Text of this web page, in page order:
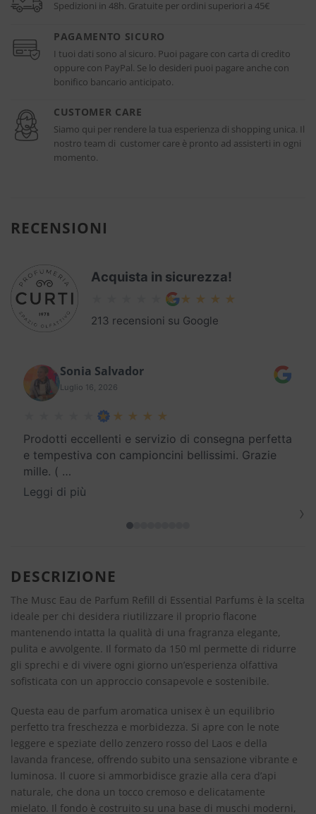
Spedizioni in 48h. Gratuite per ordini superiori a 45€
PAGAMENTO SICURO
I tuoi dati sono al sicuro. Puoi pagare con carta di credito
oppure con PayPal. Se lo desideri puoi pagare anche con
bonifico bancario anticipato.
CUSTOMER CARE
Siamo qui per rendere la tua esperienza di shopping unica. Il
nostro team di customer care è pronto ad assisterti in ogni
momento.
RECENSIONI
Acquista in sicurezza!
213 recensioni su Google
Sonia Salvador
Luglio 16, 2026
Prodotti eccellenti e servizio di consegna perfetta
e tempestiva con campioncini bellissimi. Grazie
mille. ( …
Leggi di più
›
DESCRIZIONE
The Musc Eau de Parfum Refill di Essential Parfums è la scelta
ideale per chi desidera riutilizzare il proprio flacone
mantenendo intatta la qualità di una fragranza elegante,
pulita e avvolgente. Il formato da 150 ml permette di ridurre
gli sprechi e di vivere ogni giorno un’esperienza olfattiva
sofisticata con un approccio consapevole e sostenibile.
Questa eau de parfum aromatica unisex è un equilibrio
perfetto tra freschezza e morbidezza. Si apre con le note
leggere e speziate dello zenzero rosso del Laos e della
lavanda francese, offrendo subito una sensazione vibrante e
luminosa. Il cuore si ammorbidisce grazie alla cera d’api
naturale, che dona un tocco cremoso e delicatamente
mielato. Il fondo è costruito su una base di muschi moderni,